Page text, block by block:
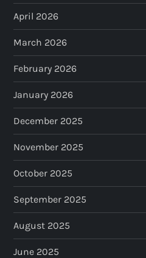
April 2026
March 2026
February 2026
January 2026
December 2025
November 2025
October 2025
September 2025
August 2025
June 2025